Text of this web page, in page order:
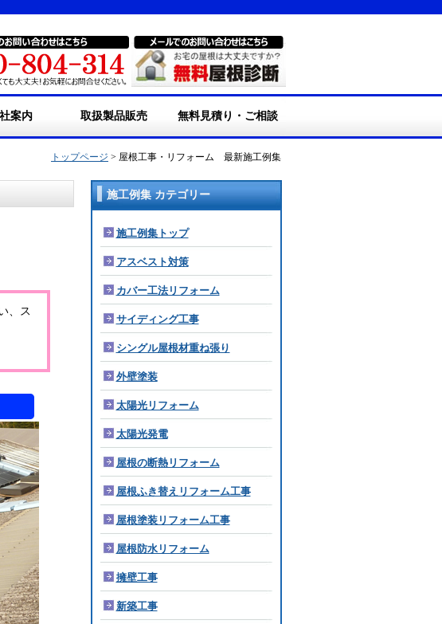
案内
ーの屋根人魂
沿革・事業沿革
取扱製品販売
・エアギャップシート
・落葉よけ『ポリネッ
・ポリカアンダーウェ
・コンポ換気棟
・アンダーコンポ換気
・ソーラー強制換気棟
・雨水貯留タンク
・断熱/遮熱塗料
無料見積り・ご相談
トップページ > 屋根工事・リフォーム 最新施工例集
、ス
施工例集 カテゴリー
施工例集トップ
アスベスト対策
カバー工法リフォーム
サイディング工事
シングル屋根材重ね張り
外壁塗装
太陽光リフォーム
太陽光発電
屋根の断熱リフォーム
屋根ふき替えリフォーム工事
屋根塗装リフォーム工事
屋根防水リフォーム
擁壁工事
新築工事